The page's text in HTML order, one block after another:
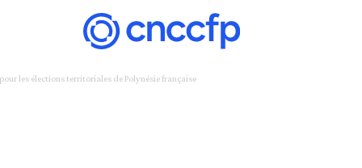
les élections territoriales de Polynésie française